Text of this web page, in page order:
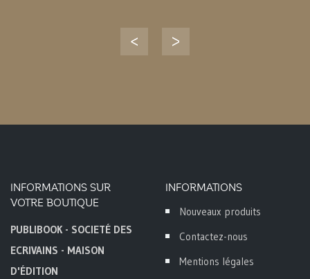
INFORMATIONS SUR
VOTRE BOUTIQUE
PUBLIBOOK - SOCIETÉ DES
ECRIVAINS - MAISON
D'ÉDITION
INFORMATIONS
Nouveaux produits
Contactez-nous
Mentions légales